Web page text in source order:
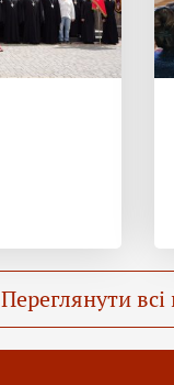
Переглянути